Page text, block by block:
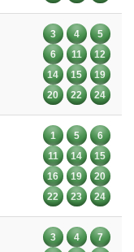
3 4
5
6
11
12
14
15
19
20
22 24
1 5
6
11
14
15
16
19
20
22
23 24
3 4
7